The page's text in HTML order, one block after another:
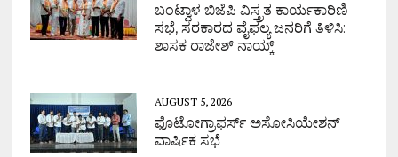
ಬಂಟ್ವಾಳ ಬಿಜೆಪಿ ವಿಸ್ತ್ರತ ಕಾರ್ಯಕಾರಿಣಿ
ಸಭೆ, ಸರಕಾರದ ವೈಫಲ್ಯ ಜನರಿಗೆ ತಿಳಿಸಿ:
ಶಾಸಕ ರಾಜೇಶ್ ನಾಯ್ಕ್
AUGUST 5, 2026
ಫೊಟೋಗ್ರಾಫರ್ಸ್ ಅಸೋಸಿಯೇಶನ್
ವಾರ್ಷಿಕ ಸಭೆ